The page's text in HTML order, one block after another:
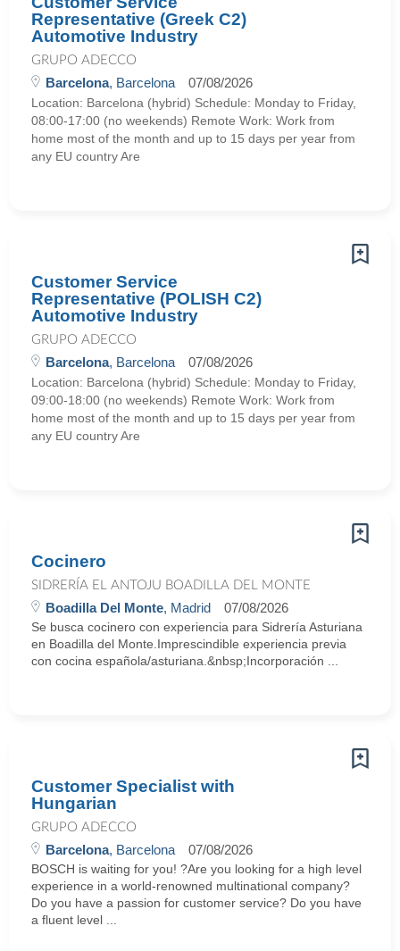
Representative (Greek C2)
Automotive Industry
GRUPO ADECCO
Barcelona, Barcelona 07/08/2026
Location: Barcelona (hybrid) Schedule: Monday to Friday,
08:00-17:00 (no weekends) Remote Work: Work from
home most of the month and up to 15 days per year from
any EU country Are
Customer Service
Representative (POLISH C2)
Automotive Industry
GRUPO ADECCO
Barcelona, Barcelona 07/08/2026
Location: Barcelona (hybrid) Schedule: Monday to Friday,
09:00-18:00 (no weekends) Remote Work: Work from
home most of the month and up to 15 days per year from
any EU country Are
Cocinero
SIDRERÍA EL ANTOJU BOADILLA DEL MONTE
Boadilla Del Monte, Madrid 07/08/2026
Se busca cocinero con experiencia para Sidrería Asturiana
en Boadilla del Monte.Imprescindible experiencia previa
con cocina española/asturiana.&nbsp;Incorporación ...
Customer Specialist with
Hungarian
GRUPO ADECCO
Barcelona, Barcelona 07/08/2026
BOSCH is waiting for you! ?Are you looking for a high level
experience in a world-renowned multinational company?
Do you have a passion for customer service? Do you have
a fluent level ...